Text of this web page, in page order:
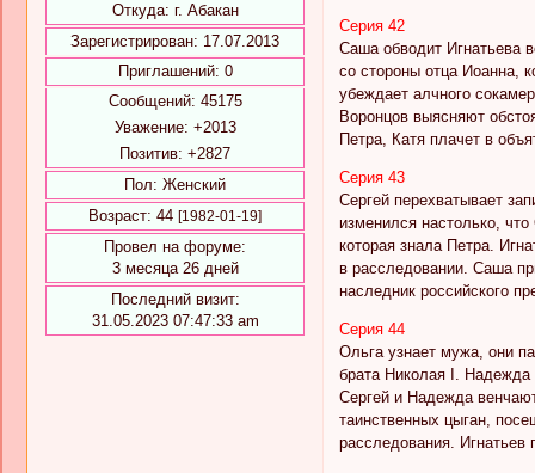
Откуда: г. Абакан
Зарегистрирован: 17.07.2013
Приглашений: 0
Сообщений: 45175
Уважение: +2013
Позитив: +2827
Пол: Женский
Возраст: 44 [1982-01-19]
Провел на форуме:
3 месяца 26 дней
Последний визит:
31.05.2023 07:47:33 am
Серия 42
Саша обводит Игнатьева
со стороны отца Иоанна,
убеждает алчного
Воронцов выясняют
Петра, Катя плачет в
Серия 43
Сергей перехватывает
изменился настолько,
которая знала Петра.
в расследовании. Саша
наследник российского
Серия 44
Ольга узнает мужа, они
брата Николая I. Надежда
Сергей и Надежда
таинственных цыган,
расследования.